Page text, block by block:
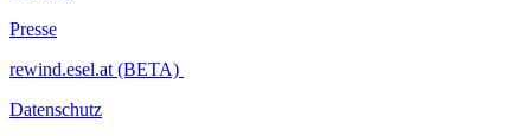
Presse
rewind.esel.at (BETA)
Datenschutz